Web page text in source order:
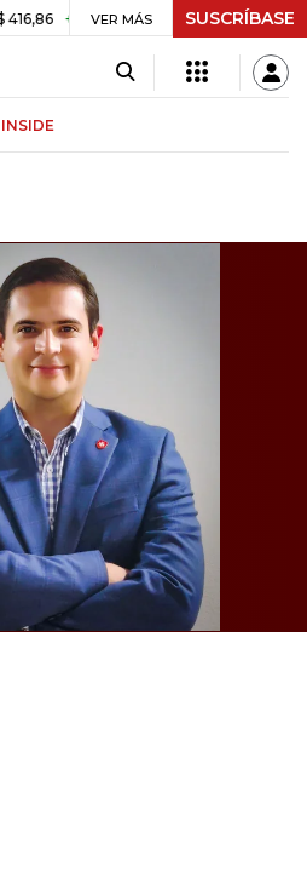
+$ 0,05 +0,01% BITCOIN US$
VER MÁS SUSCRÍBASE
INSIDE